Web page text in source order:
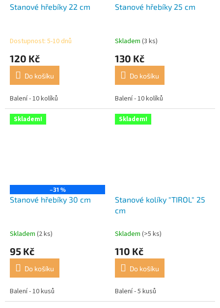
Stanové hřebíky 22 cm
Dostupnost: 5-10 dnů
120 Kč
Do košíku
Balení - 10 kolíků
Stanové hřebíky 25 cm
Skladem (3 ks)
130 Kč
Do košíku
Balení - 10 kolíků
Skladem!
–31 %
Stanové hřebíky 30 cm
Skladem (2 ks)
95 Kč
Do košíku
Balení - 10 kusů
Skladem!
Stanové kolíky "TIROL" 25
cm
Skladem (>5 ks)
110 Kč
Do košíku
Balení - 5 kusů